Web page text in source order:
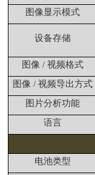
图像显示模式
设备存储
图像 / 视频格式
图像 / 视频导出方式
图片分析功能
语言
电池类型